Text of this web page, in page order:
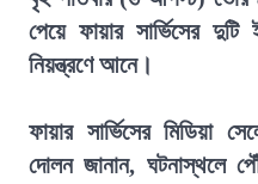
পেয়ে ফায়ার সার্ভিসের
নিয়ন্ত্রণে আনে।
ফায়ার সার্ভিসের মিডিয়া
দোলন জানান, ঘটনাস্থলে